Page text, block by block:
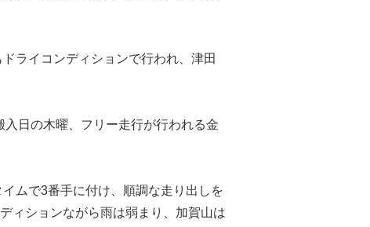
ライコンディションで行われ、津田
日の木曜、フリー走行が行われる金
ムで3番手に付け、順調な走り出しを
ィションながら雨は弱まり、加賀山は